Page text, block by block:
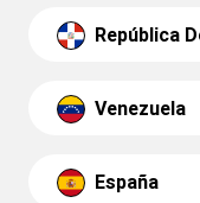
República
Venezuela
España